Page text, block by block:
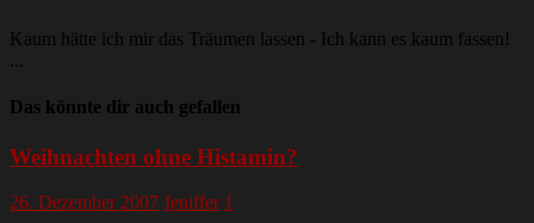
Kaum hätte ich mir das Träumen lassen - Ich kann es kaum fassen!
Das könnte dir auch gefallen
Weihnachten ohne Histamin?
26. Dezember 2007 Jeniffer 1